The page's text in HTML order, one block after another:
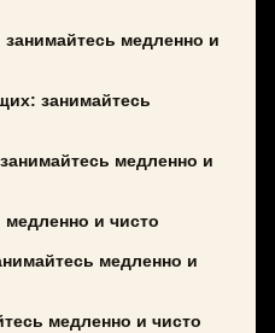
занимайтесь медленно и
занимайтесь
медленно и
медленно и чисто
медленно и
медленно и чисто